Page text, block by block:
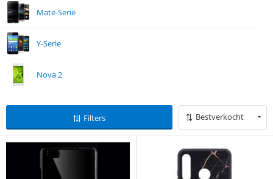
Mate-Serie
Y-Serie
Nova 2
Filters Bestverkocht